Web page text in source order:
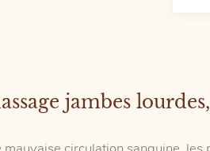
jambes lourdes,